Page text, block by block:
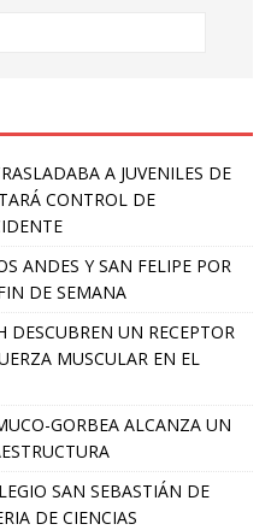
A JUVENILES DE
CONTROL DE
ANDES Y SAN FELIPE POR
DE SEMANA
DESCUBREN UN RECEPTOR
MUSCULAR EN EL
GORBEA ALCANZA UN
SAN SEBASTIÁN DE
DE CIENCIAS